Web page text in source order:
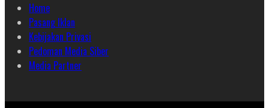
Home
Pasang Iklan
Kebijakan Privasi
Pedoman Media Siber
Media Partner